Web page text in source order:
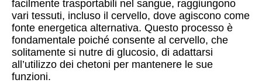
facilmente trasportabili nel sangue, raggiungono
vari tessuti, incluso il cervello, dove agiscono come
fonte energetica alternativa. Questo processo è
fondamentale poiché consente al cervello, che
solitamente si nutre di glucosio, di adattarsi
all’utilizzo dei chetoni per mantenere le sue
funzioni.